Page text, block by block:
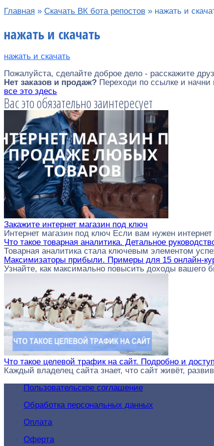
Главная » Скачать ВК бота репостов » нажать и
нажать и скачать
нажать и скачать
Пожалуйста, сделайте доброе дело - расскажите
Нет заказов и продаж? Переходи по ссылке и начни
все это здесь
Вас это обязательно заинтересует
Закажите интернет магазин под ключ
Интернет магазин под ключ Если вам нужен
Что такое товарная аналитика. Детальное
Товарная аналитика стала ключевым элементом
Максимизаторы прибыли. Примеры для 15 онлайн-
Узнайте, как максимально повысить доходы вашего
Что такое целевой трафик на сайт. Подробно и
Каждый владелец сайта знает, что сайт живёт,
Пользовательское соглашение
Обработка персональных данных
Оплата
Оферта